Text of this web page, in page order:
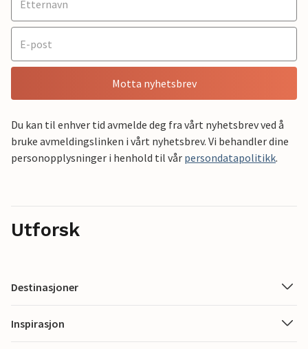
Motta nyhetsbrev
Du kan til enhver tid avmelde deg fra vårt nyhetsbrev ved å
bruke avmeldingslinken i vårt nyhetsbrev. Vi behandler dine
personopplysninger i henhold til vår persondatapolitikk.
Utforsk
Destinasjoner
Inspirasjon